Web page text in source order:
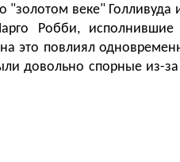
"золотом веке" Голливуда
Робби, исполнившие
это повлиял
довольно спорные из-